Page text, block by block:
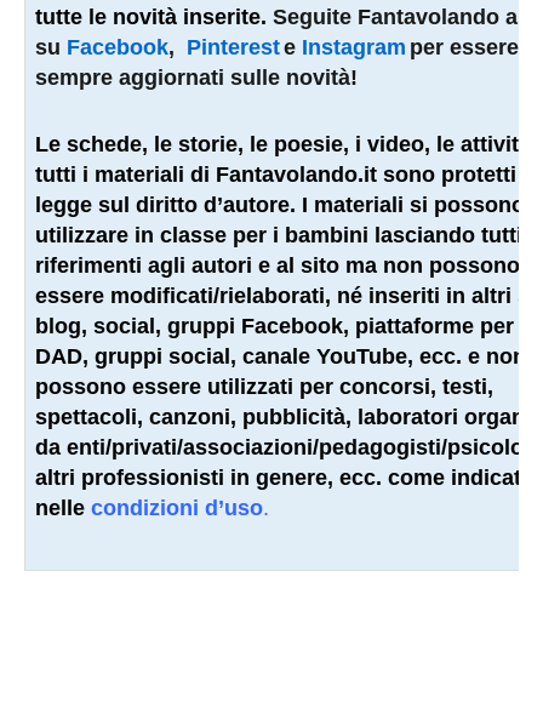
tutte le novità inserite. Seguite Fantavolando
su Facebook, Pintereste Instagram per essere
sempre aggiornati sulle novità!
Le schede, le storie, le poesie, i video, le attività
tutti i materiali di Fantavolando.it sono protetti
legge sul diritto d’autore. I materiali si possono
utilizzare in classe per i bambini lasciando tutti i
riferimenti agli autori e al sito ma non possono
essere modificati/rielaborati, né inseriti in altri
blog, social, gruppi Facebook, piattaforme per la
DAD, gruppi social, canale YouTube, ecc. e non
possono essere utilizzati per concorsi, testi,
spettacoli, canzoni, pubblicità, laboratori
da enti/privati/associazioni/pedagogisti/
altri professionisti in genere, ecc. come indicato
nelle condizioni d’uso.